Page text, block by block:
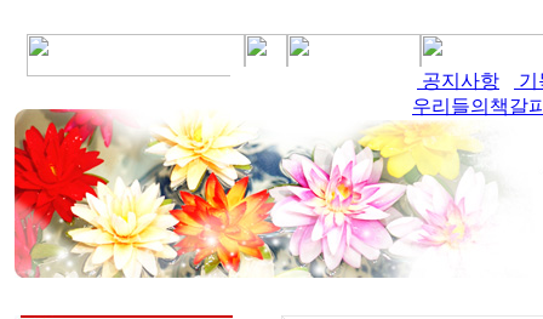
공지사항
기
우리들의책갈
공지사항
기
우리들의책갈